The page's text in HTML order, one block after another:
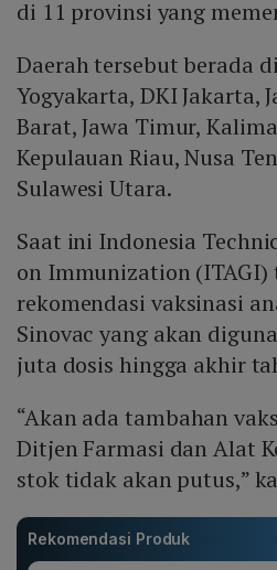
di 11 provinsi yang
Daerah tersebut berada
Yogyakarta, DKI Jakarta,
Barat, Jawa Timur,
Kepulauan Riau, Nusa
Sulawesi Utara.
Saat ini Indonesia
on Immunization (ITAGI)
rekomendasi vaksinasi
Sinovac yang akan
juta dosis hingga akhir
“Akan ada tambahan
Ditjen Farmasi dan Alat
stok tidak akan putus,”
Rekomendasi Produk